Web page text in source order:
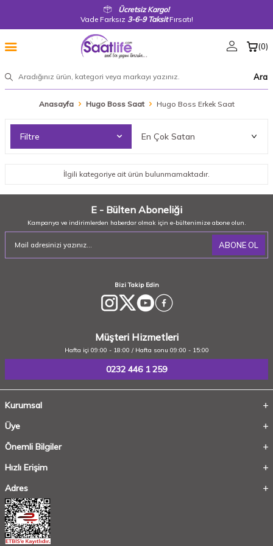
Ücretsiz Kargo!
Vade Farksız 3-6-9 TaksitFırsatı!
Ara
(0)
Anasayfa Hugo Boss Saat Hugo Boss Erkek Saat
Filtre
İlgili kategoriye ait ürün bulunmamaktadır.
E - Bülten Aboneliği
Kampanya ve indirimlerden haberdar olmak için e-bültenimize abone olun.
ABONE OL
Bizi Takip Edin
Müşteri Hizmetleri
Hafta içi 09:00 - 18:00 / Hafta sonu 09:00 - 15:00
0232 446 1 259
Kurumsal
Üye
Önemli Bilgiler
Hızlı Erişim
Adres